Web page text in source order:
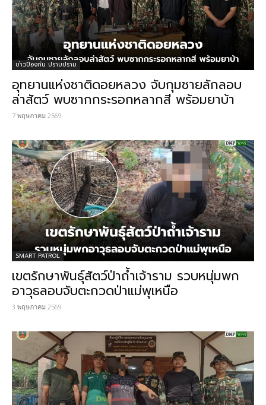
ข่าวป้องกัน ปราบปราม
อุทยานแห่งชาติดอยหลวง จับกุมชายลักลอบ
ล่าสัตว์ พบซากกระรอกหลากสี พร้อมยาบ้า
7 พฤษภาคม 2569
SMART PATROL
เขตรักษาพันธุ์สัตว์ป่าถ้ำเจ้าราม รวบหนุ่มพก
อาวุธลอบจับตะกวดป่าแม่พุเหนือ
3 พฤษภาคม 2569